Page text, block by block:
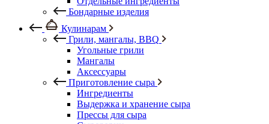
Бондарные изделия
Кулинарам
Грили, мангалы, BBQ
Угольные грили
Мангалы
Аксессуары
Приготовление сыра
Ингредиенты
Выдержка и хранение сыра
Прессы для сыра